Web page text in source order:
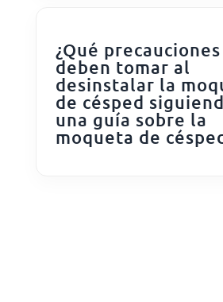
¿Qué precauciones
deben tomar al
desinstalar la
de césped
una guía sobre la
moqueta de